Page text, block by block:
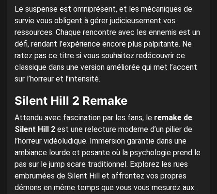
Le suspense est omniprésent, et les mécaniques de
survie vous obligent à gérer judicieusement vos
ressources. Chaque rencontre avec les ennemis est un
défi, rendant l’expérience encore plus palpitante. Ne
ratez pas ce titre si vous souhaitez redécouvrir ce
classique dans une version améliorée qui met l’accent
sur l’horreur et l’intensité.
Silent Hill 2 Remake
Attendu avec fascination par les fans, le remake de
Silent Hill 2 est une relecture moderne d’un pilier de
l’horreur vidéoludique. Immersion garantie dans une
ambiance lourde et pesante où la psychologie prend le
pas sur le jump scare traditionnel. Explorez les rues
embrumées de Silent Hill et affrontez vos propres
démons en même temps que vous vous mesurez aux